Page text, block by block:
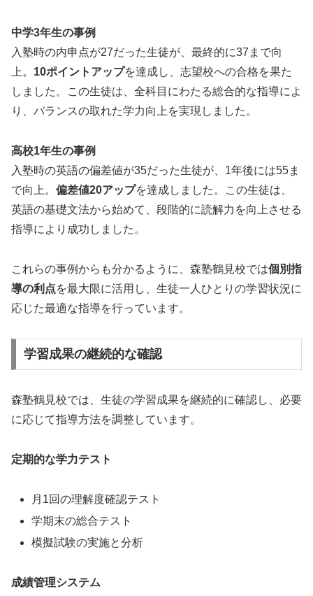
中学3年生の事例
入塾時の内申点が27だった生徒が、最終的に37まで向
上。 10ポイントアップを達成し、志望校への合格を果た
しました。この生徒は、全科目にわたる総合的な指導によ
り、バランスの取れた学力向上を実現しました。
高校1年生の事例
入塾時の英語の偏差値が35だった生徒が、1年後には55ま
で向上。 偏差値20アップを達成しました。この生徒は、
英語の基礎文法から始めて、段階的に読解力を向上させる
指導により成功しました。
これらの事例からも分かるように、森塾鶴見校では個別指
導の利点を最大限に活用し、生徒一人ひとりの学習状況に
応じた最適な指導を行っています。
学習成果の継続的な確認
森塾鶴見校では、生徒の学習成果を継続的に確認し、必要
に応じて指導方法を調整しています。
定期的な学力テスト
月1回の理解度確認テスト
学期末の総合テスト
模擬試験の実施と分析
成績管理システム